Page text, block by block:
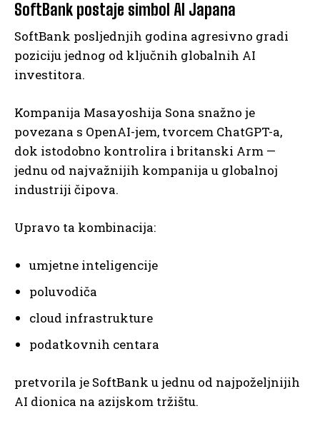
SoftBank postaje simbol AI Japana
SoftBank posljednjih godina agresivno gradi
poziciju jednog od ključnih globalnih AI
investitora.
Kompanija Masayoshija Sona snažno je
povezana s OpenAI-jem, tvorcem ChatGPT-a,
dok istodobno kontrolira i britanski Arm —
jednu od najvažnijih kompanija u globalnoj
industriji čipova.
Upravo ta kombinacija:
umjetne inteligencije
poluvodiča
cloud infrastrukture
podatkovnih centara
pretvorila je SoftBank u jednu od najpoželjnijih
AI dionica na azijskom tržištu.